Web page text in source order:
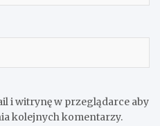
i witrynę w przeglądarce aby
kolejnych komentarzy.